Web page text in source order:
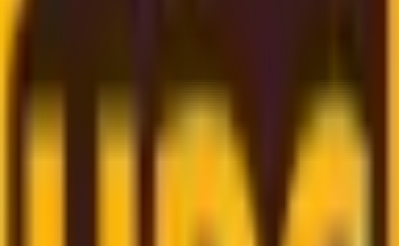
miglior prezzo
economiche solide
. Inserisci semplicemente i dettagli